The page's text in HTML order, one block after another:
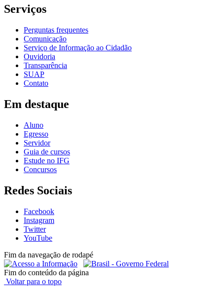
Serviços
Perguntas frequentes
Comunicação
Serviço de Informação ao Cidadão
Ouvidoria
Transparência
SUAP
Contato
Em destaque
Aluno
Egresso
Servidor
Guia de cursos
Estude no IFG
Concursos
Redes Sociais
Facebook
Instagram
Twitter
YouTube
Fim da navegação de rodapé
Fim do conteúdo da página
Voltar para o topo